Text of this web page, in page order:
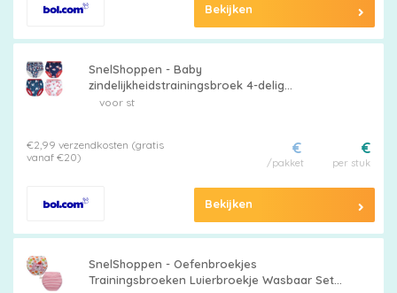
Bekijken
SnelShoppen - Baby
zindelijkheidstrainingsbroek 4-delig
Ondergoed voor Luiers, Wasbare
voor st
€2,99 verzendkosten (gratis
vanaf €20)
€
per stuk
€
/pakket
Bekijken
SnelShoppen - Oefenbroekjes
Trainingsbroeken Luierbroekje Wasbaar Set